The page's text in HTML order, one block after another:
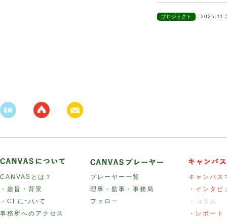
プロジェクト
CANVASとは？
・趣旨・背景
・CI について
事務所へのアクセス
プレーヤー一覧
理事・監事・事務局
フェロー
キャンバス
・インタビ
・コラム
・レポート